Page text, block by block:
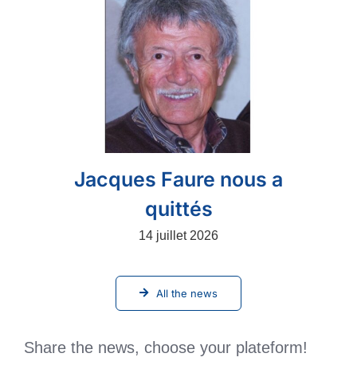
Jacques Faure nous a
quittés
14 juillet 2026
All the news
Share the news, choose your plateform!